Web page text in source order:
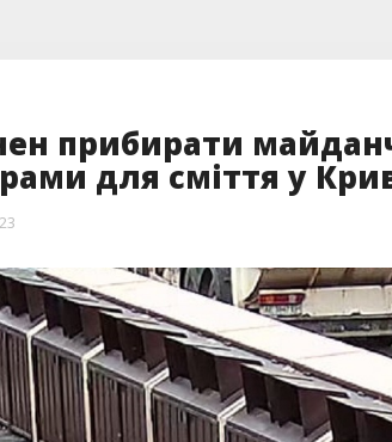
прибирати
для сміття у